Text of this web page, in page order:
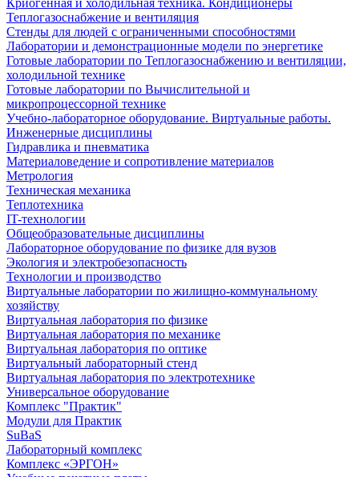
Криогенная и холодильная техника. Кондиционеры
Теплогазоснабжение и вентиляция
Стенды для людей с ограниченными способностями
Лаборатории и демонстрационные модели по энергетике
Готовые лаборатории по Теплогазоснабжению и вентиляции,
холодильной технике
Готовые лаборатории по Вычислительной и
микропроцессорной технике
Учебно-лабораторное оборудование. Виртуальные работы.
Инженерные дисциплины
Гидравлика и пневматика
Материаловедение и сопротивление материалов
Метрология
Техническая механика
Теплотехника
IT-технологии
Общеобразовательные дисциплины
Лабораторное оборудование по физике для вузов
Экология и электробезопасность
Технологии и производство
Виртуальные лаборатории по жилищно-коммунальному
хозяйству
Виртуальная лаборатория по физике
Виртуальная лаборатория по механике
Виртуальная лаборатория по оптике
Виртуальный лабораторный стенд
Виртуальная лаборатория по электротехнике
Универсальное оборудование
Комплекс "Практик"
Модули для Практик
SuBaS
Лабораторный комплекс
Комплекс «ЭРГОН»